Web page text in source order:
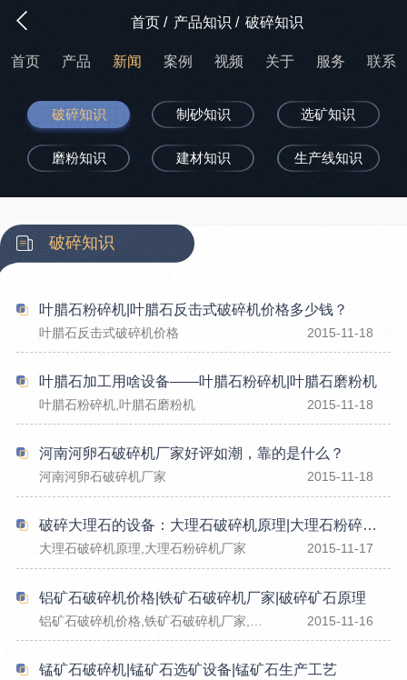
首页/ 产品知识 / 破碎知识
首页 产品 新闻 案例 视频 关于 服务 联系
破碎知识 制砂知识 选矿知识
磨粉知识 建材知识 生产线知识
破碎知识
叶腊石粉碎机|叶腊石反击式破碎机价格多少钱？
叶腊石反击式破碎机价格 2015-11-18
叶腊石加工用啥设备——叶腊石粉碎机|叶腊石磨粉机
叶腊石粉碎机,叶腊石磨粉机 2015-11-18
河南河卵石破碎机厂家好评如潮，靠的是什么？
河南河卵石破碎机厂家 2015-11-18
破碎大理石的设备：大理石破碎机原理|大理石粉碎机厂家
大理石破碎机原理,大理石粉碎机厂家 2015-11-17
铝矿石破碎机价格|铁矿石破碎机厂家|破碎矿石原理
2015-11-16
锰矿石破碎机|锰矿石选矿设备|锰矿石生产工艺